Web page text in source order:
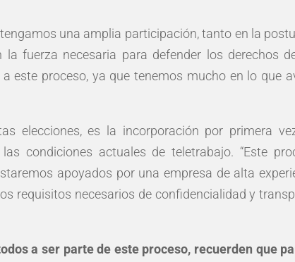
una amplia participación, tanto en la
la fuerza necesaria para defender los derechos
este proceso, ya que tenemos mucho en lo que
elecciones, es la incorporación por primera
condiciones actuales de teletrabajo. “Este
apoyados por una empresa de alta
requisitos necesarios de confidencialidad y
a ser parte de este proceso, recuerden que